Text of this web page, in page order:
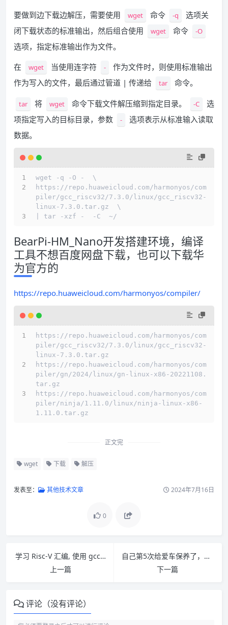
要做到边下载边解压，需要使用
wget 命令 -q
选项关
闭下载状态的标准输出，然后组合使用
wget 命令 -O
选项，指定标准输出作为文件。
在
wget 当使用连字符 -
作为文件时，则使用标准输出
作为写入的文件，最后通过管道 | 传递给
tar 命令。
tar 将 wget 命令下载文件解压缩到指定目录。 -C
选
项指定写入的目标目录，参数
-
选项表示从标准输入读取
数据。
wget -q -O -  \
https://repo.huaweicloud.com/harmonyos/com
piler/gcc_riscv32/7.3.0/linux/gcc_riscv32-
linux-7.3.0.tar.gz  \
| tar -xzf -  -C  ~/
BearPi-HM_Nano开发搭建环境，编译
工具不想百度网盘下载，也可以下载华
为官方的
https://repo.huaweicloud.com/harmonyos/compiler/
https://repo.huaweicloud.com/harmonyos/com
piler/gcc_riscv32/7.3.0/linux/gcc_riscv32-
linux-7.3.0.tar.gz
https://repo.huaweicloud.com/harmonyos/com
piler/gn/2024/linux/gn-linux-x86-20221108.
tar.gz
https://repo.huaweicloud.com/harmonyos/com
piler/ninja/1.11.0/linux/ninja-linux-x86-
1.11.0.tar.gz
正文完
wget 下载 解压
发表至： 其他技术文章 2024年7月16日
0
学习 Risc-V 汇编, 使用 gcc -S 命令转换C语言源码成 RISC-V 汇编代码
上一篇
自己第5次给爱车保养了，这个月满9年，里程58321公里
下一篇
评论（没有评论）